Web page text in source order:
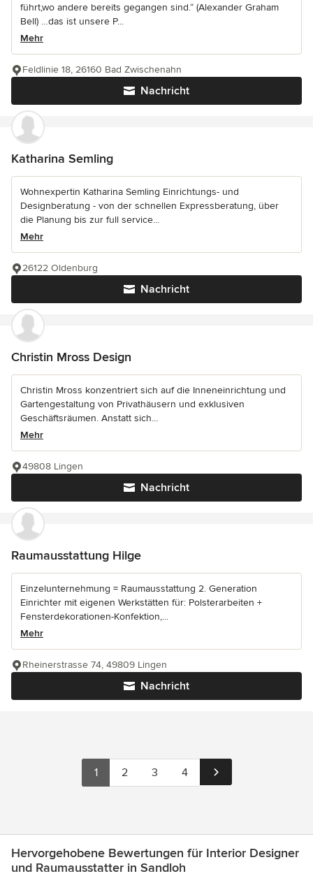
führt,wo andere bereits gegangen sind.“ (Alexander Graham
Bell) …das ist unsere P...
Mehr
Nachricht
Feldlinie 18, 26160 Bad Zwischenahn
Katharina Semling
Wohnexpertin Katharina Semling Einrichtungs- und
Designberatung - von der schnellen Expressberatung, über
die Planung bis zur full service...
Mehr
Nachricht
26122 Oldenburg
Christin Mross Design
Christin Mross konzentriert sich auf die Inneneinrichtung und
Gartengestaltung von Privathäusern und exklusiven
Geschäftsräumen. Anstatt sich...
Mehr
Nachricht
49808 Lingen
Raumausstattung Hilge
Einzelunternehmung = Raumausstattung 2. Generation
Einrichter mit eigenen Werkstätten für: Polsterarbeiten +
Fensterdekorationen-Konfektion,...
Mehr
Nachricht
Rheinerstrasse 74, 49809 Lingen
1 2 3 4
Hervorgehobene Bewertungen für Interior Designer
und Raumausstatter in Sandloh